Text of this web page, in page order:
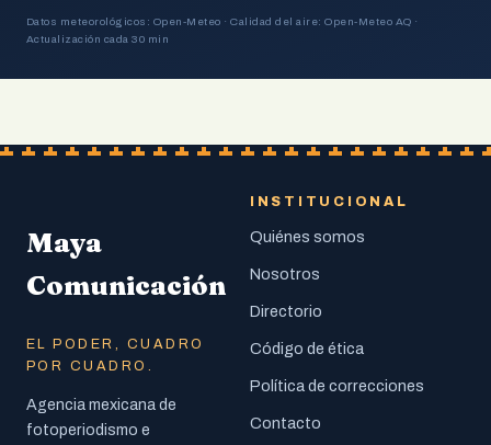
Datos meteorológicos: Open-Meteo · Calidad del aire: Open-Meteo AQ ·
Actualización cada 30 min
Maya
Comunicación
EL PODER, CUADRO
POR CUADRO.
Agencia mexicana de
fotoperiodismo e
INSTITUCIONAL
Quiénes somos
Nosotros
Directorio
Código de ética
Política de correcciones
Contacto